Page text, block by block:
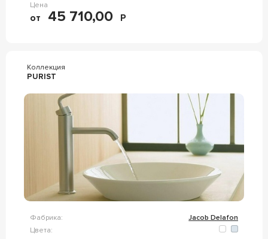
Цена
от 45 710,00 Р
Коллекция
PURIST
Фабрика:
Jacob Delafon
Цвета: